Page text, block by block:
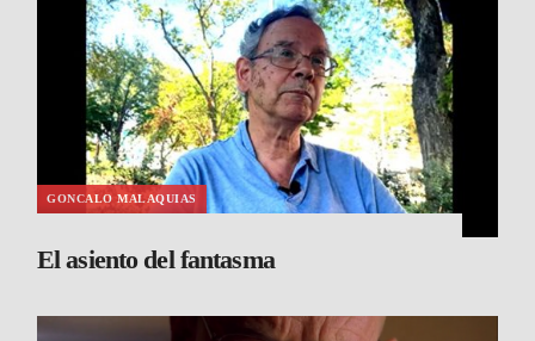
GONCALO MALAQUIAS
El asiento del fantasma